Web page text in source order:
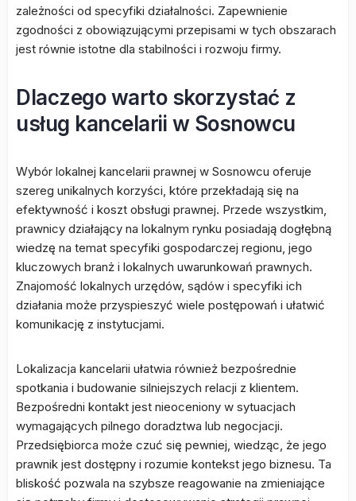
zależności od specyfiki działalności. Zapewnienie
zgodności z obowiązującymi przepisami w tych obszarach
jest równie istotne dla stabilności i rozwoju firmy.
Dlaczego warto skorzystać z
usług kancelarii w Sosnowcu
Wybór lokalnej kancelarii prawnej w Sosnowcu oferuje
szereg unikalnych korzyści, które przekładają się na
efektywność i koszt obsługi prawnej. Przede wszystkim,
prawnicy działający na lokalnym rynku posiadają dogłębną
wiedzę na temat specyfiki gospodarczej regionu, jego
kluczowych branż i lokalnych uwarunkowań prawnych.
Znajomość lokalnych urzędów, sądów i specyfiki ich
działania może przyspieszyć wiele postępowań i ułatwić
komunikację z instytucjami.
Lokalizacja kancelarii ułatwia również bezpośrednie
spotkania i budowanie silniejszych relacji z klientem.
Bezpośredni kontakt jest nieoceniony w sytuacjach
wymagających pilnego doradztwa lub negocjacji.
Przedsiębiorca może czuć się pewniej, wiedząc, że jego
prawnik jest dostępny i rozumie kontekst jego biznesu. Ta
bliskość pozwala na szybsze reagowanie na zmieniające